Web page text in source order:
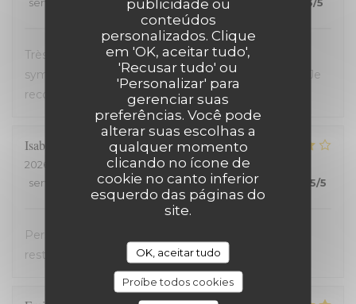
publicidade ou
conteúdos
personalizados. Clique
em 'OK, aceitar tudo',
'Recusar tudo' ou
'Personalizar' para
gerenciar suas
preferências. Você pode
alterar suas escolhas a
qualquer momento
clicando no ícone de
cookie no canto inferior
esquerdo das páginas do
site.
OK, aceitar tudo
Proíbe todos cookies
Très bon restaurant, service extrêmement
sympathique, coup de coeur pour le welsh revisité. Je
recommande !
Isabelle
2026-07-20
- 19:30 - guests 2
service
ambience: 4/5 menu :4/5 quality_price 5/5
Personnel très accueillant, très bons plats, carte
restreinte